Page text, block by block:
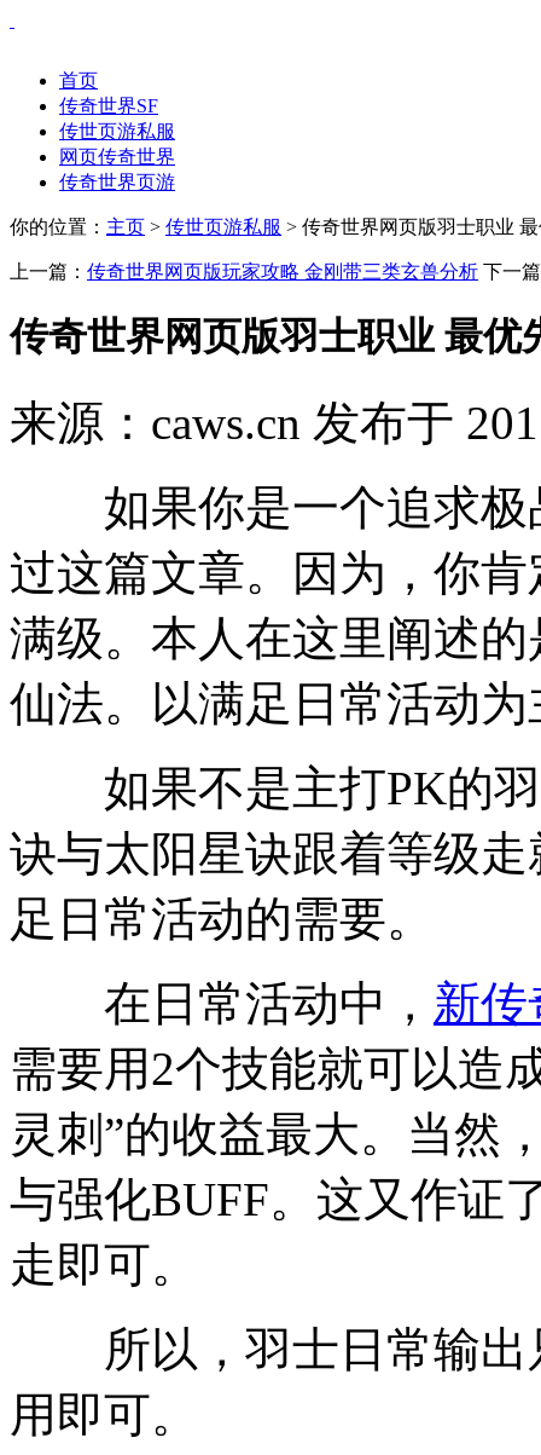
首页
传奇世界SF
传世页游私服
网页传奇世界
传奇世界页游
你的位置： 主页 > 传世页游私服 > 传奇世界网页版羽士职业
上一篇： 传奇世界网页版玩家攻略 金刚带三类玄兽分析 下一
传奇世界网页版羽士职业 最优
来源：caws.cn 发布于
如果你是一个追求极
过这篇文章。因为，你
满级。本人在这里阐述
仙法。以满足日常活动
如果不是主打PK的羽
诀与太阳星诀跟着等级
足日常活动的需要。
在日常活动中， 新传
需要用2个技能就可以造
灵刺”的收益最大。当然
与强化BUFF。这又作证
走即可。
所以，羽士日常输出
用即可。